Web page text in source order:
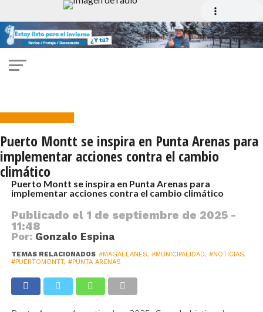
Medio Ambiente
Puerto Montt se inspira en Punta Arenas para
implementar acciones contra el cambio
climático
Puerto Montt se inspira en Punta Arenas para
implementar acciones contra el cambio climático
Publicado el 1 de septiembre de 2025 -
11:48
Por: Gonzalo Espina
TEMAS RELACIONADOS #MAGALLANES, #MUNICIPALIDAD, #NOTICIAS,
#PUERTOMONTT, #PUNTA ARENAS